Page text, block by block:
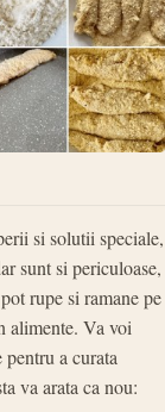
si solutii speciale,
sunt si periculoase,
rupe si ramane pe
alimente. Va voi
a curata
va arata ca nou: